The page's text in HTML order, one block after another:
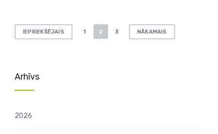
Ziņu
lappusēm
IEPRIEKŠĒJAIS 1 2 3 NĀKAMAIS
Arhīvs
2026